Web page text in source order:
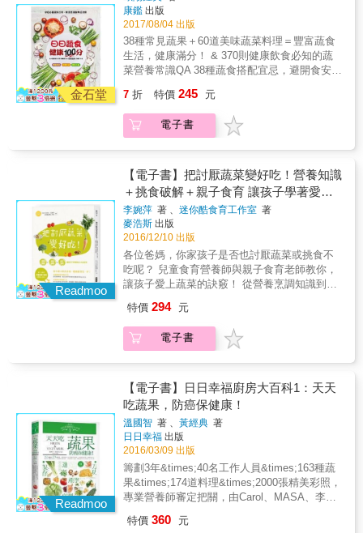
性飲食的書籍，以外版書居多；本書作者以生
活中常見食材發揮創意，沒有文化隔閡，在口
味和料理手法上也貼近我們的飲食習慣。喜歡
蔬果食材的讀者，可透過本書激發下廚烹調的
靈感。 ★作者遠赴美國西雅圖及紐約進行廚藝
訓練，取得蔬食烹飪專業認證，並鑽研大自然
飲食法，在書中分享令人耳目一新的料理經驗
和觀念，葷食主義者也可跟著改變料理方式，
讓味蕾有全新的體驗。 ★針對食材處理、保存
煩。 ★文末「附錄篇」，以表格整理各項基礎
用具及常備食材，一目瞭然。另附上「食譜索
引」，針對各類別食譜分類，包括：中式簡
餐、西式輕食、全餐、調味佐料或甜味、鹹味
小點&hellip;&hellip;隨意選擇，簡單查閱。
頭、南瓜籽、蘋果芯、粗菜梗，也大有妙用？
在追求速成、簡便的同時，往往忽略了生活中
一些細節和小樂趣。Wendy以細膩的散文筆
調，分享二十餘篇抒情札記，娓娓說來每道料
理的製作靈感、配方調味及簡約生活的日常觀
「真」食物、「全」食物、善待土地，涵蓋日
常飲食美學的生活實踐，喚起人們對自然飲
食、簡單生活的嚮往。 飲食是由內而外的一種
生活追求，透過本書，看廚房裡細緻的料理
蔬清甜、細看菜葉瓜果入鍋烹煮的沸沸揚揚、
曼妙變化&hellip;&hellip;Wendy以有情有愛的眼
光和一雙巧手，分享用心料理、細緻過生活的
優雅與美好。 本書特色 ★坊間強調全食、植物
性飲食的書籍，以外版書居多；本書作者以生
活中常見食材發揮創意，沒有文化隔閡，在口
味和料理手法上也貼近我們的飲食習慣。喜歡
蔬果食材的讀者，可透過本書激發下廚烹調的
靈感。 ★作者遠赴美國西雅圖及紐約進行廚藝
訓練，取得蔬食烹飪專業認證，並鑽研大自然
飲食法，在書中分享令人耳目一新的料理經驗
和觀念，葷食主義者也可跟著改變料理方式，
讓味蕾有全新的體驗。 ★針對食材處理、保存
及烹調技巧，詳加說明料理小訣竅，幫助讀者
煩。 ★文末「附錄篇」，以表格整理各項基礎
用具及常備食材，一目瞭然。另附上「食譜索
引」，針對各類別食譜分類，包括：中式簡
餐、西式輕食、全餐、調味佐料或甜味、鹹味
小點&hellip;&hellip;隨意選擇，簡單查閱。
含蛋白質的食材入菜，並設計好咀嚼、無負
擔，食材不單一的食譜，運用小吃手法，吃巧
又吃好！
金石堂
康鑑 出版
2017/08/04 出版
38種常見蔬果＋60道美味蔬菜料理＝豐富蔬食
生活，健康滿分！ & 370則健康飲食必知的蔬
菜營養常識QA 38種蔬食搭配宜忌，避開食安
變三餐，吃出真健康 & ◆高麗菜是天然腸胃
藥？ ◆綠花椰是防癌超級蔬菜？ ◆番茄為什麼
能降三高？ ◆南瓜是男性食療保健聖品？ ◆山
高纖低卡‧排毒防癌‧瘦身美容‧抗老養生 & 瞭解
「真」食物，吃出健康第一步 天然蔬果食療，
啟動人體自癒力 & ●吃對蔬果，聰明食療，做
自己的營養師 嚴選8大類38種常見蔬果，完整
說明營養成分、保健功效、食療常識、飲食宜
忌。遠離食安危機，蔬食吃出不生病好體質。
& ●550則營養搭配祕訣，打造60道蔬療養生餐
挑食！才是最正確的飲食觀。食材搭對，營養
效果加倍；食材搭錯，營養流失、損害健康。
正確擇食，才能避免病從口入。
7 折 特價 245 元
電子書
Readmoo
【電子書】把討厭蔬菜變好吃！營養知識
＋挑食破解＋親子食育 讓孩子學著愛上
吃蔬菜
李婉萍 著 、迷你酷食育工作室 著
麥浩斯 出版
2016/12/10 出版
各位爸媽，你家孩子是否也討厭蔬菜或挑食不
吃呢？ 兒童食育營養師與親子食育老師教你，
讓孩子愛上蔬菜的訣竅！ 從營養烹調知識到餐
擾的爸媽們，你（妳）一定需要這本書&hellip;
．孩子不愛蔬菜，家中餐桌天天上演他丟你
撿？ ．對某種特定蔬菜不敢吃、討厭吃，就是
孩子總喊說吃膩了，怎麼變花樣？ ．想要孩子
贏在發育的起跑點上，但不知營養烹調的方
法？ 每個人多少都有討厭的蔬菜，但絕大多數
的討厭，來自於吃第一口的「壞印象」，因為
被味覺經驗框住了，而失去再次嘗試它的機
會！兒童食育營養師－李婉萍、Minicook親子
食育工作室合著，分享如何用多種蔬菜營養為
孩子健康打好基礎、引導孩子嘗試蔬菜的小秘
訣，更貼心解惑幼兒與兒童成長常見的飲食困
擾與生理狀況，讓爸媽更有方法地帶孩子吃。
特價 294 元
電子書
Readmoo
【電子書】日日幸福廚房大百科1：天天
吃蔬果，防癌保健康！
溫國智 著 、黃經典 著
日日幸福 出版
2016/03/09 出版
籌劃3年&times;40名工作人員&times;163種蔬
果&times;174道料理&times;2000張精美彩照，
專業營養師審定把關，由Carol、MASA、李福
專業才賢跨界肯定推薦， 完整蒐錄並介紹各種
特價 360 元